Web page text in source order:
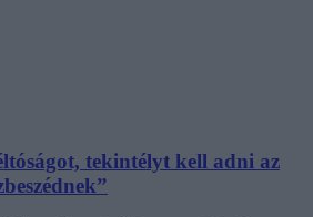
tekintélyt kell adni az